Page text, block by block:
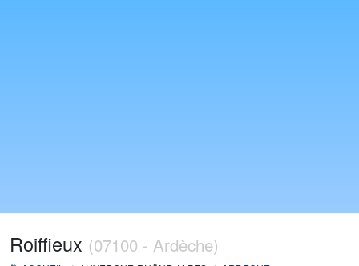
Roiffieux (07100 - Ardèche)